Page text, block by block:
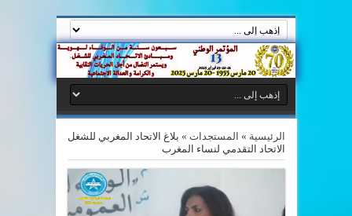
الرئيسية » المستجدات » بلاغ الاتحاد المغربي للشغل
الاتحاد التقدمي لنساء المغرب